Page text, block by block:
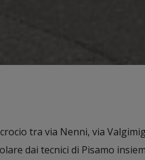
tra via Nenni, via
dai tecnici di Pisamo